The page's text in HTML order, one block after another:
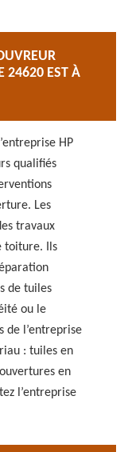
24620 EST À
HP
qualifiés
Les
travaux
toiture. Ils
de tuiles
ou le
de l’entreprise
: tuiles en
en
l’entreprise